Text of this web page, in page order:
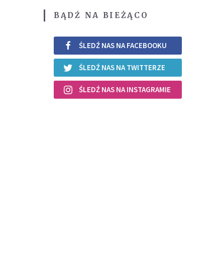
BĄDŹ NA BIEŻĄCO
ŚLEDŹ NAS NA FACEBOOKU
ŚLEDŹ NAS NA TWITTERZE
ŚLEDŹ NAS NA INSTAGRAMIE